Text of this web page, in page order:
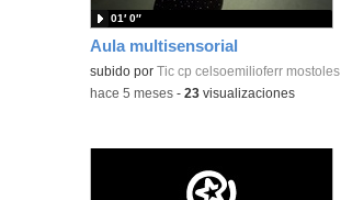
Aula multisensorial
subido por Tic cp celsoemilioferr mostoles
01′ 0″
-hace 5 meses -23 visualizaciones